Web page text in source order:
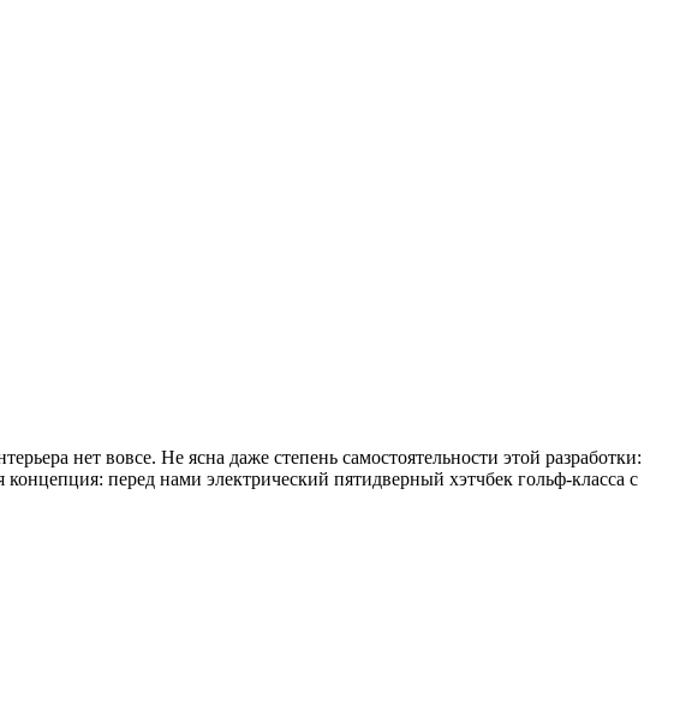
нет вовсе. Не ясна даже степень самостоятельности этой разработки:
перед нами электрический пятидверный хэтчбек гольф-класса с